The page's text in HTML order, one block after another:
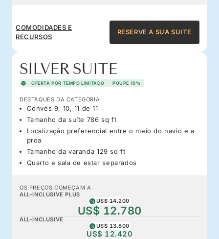
COMODIDADES E
RECURSOS
RESERVE A SUA SUITE
SILVER SUITE
OFERTA POR TEMPO LIMITADO POUPE 10%
DESTAQUES DA CATEGORIA
Convés 9, 10, 11 de 11
Tamanho da suíte 786 sq ft
Localização preferencial entre o meio do navio e a
proa
Tamanho da varanda 129 sq ft
Quarto e sala de estar separados
OS PREÇOS COMEÇAM A
ALL-INCLUSIVE PLUS
US$ 14.200
US$ 12.780
ALL-INCLUSIVE
US$ 13.800
US$ 12.420